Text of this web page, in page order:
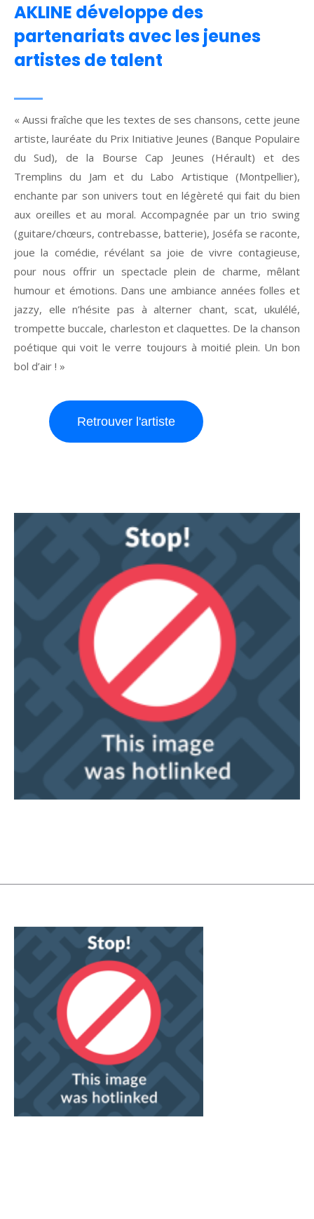
AKLINE développe des
partenariats avec les jeunes
artistes de talent
« Aussi fraîche que les textes de ses chansons, cette jeune
artiste, lauréate du Prix Initiative Jeunes (Banque Populaire
du Sud), de la Bourse Cap Jeunes (Hérault) et des
Tremplins du Jam et du Labo Artistique (Montpellier),
enchante par son univers tout en légèreté qui fait du bien
aux oreilles et au moral. Accompagnée par un trio swing
(guitare/chœurs, contrebasse, batterie), Joséfa se raconte,
joue la comédie, révélant sa joie de vivre contagieuse,
pour nous offrir un spectacle plein de charme, mêlant
humour et émotions. Dans une ambiance années folles et
jazzy, elle n’hésite pas à alterner chant, scat, ukulélé,
trompette buccale, charleston et claquettes. De la chanson
poétique qui voit le verre toujours à moitié plein. Un bon
bol d’air ! »
Retrouver l'artiste